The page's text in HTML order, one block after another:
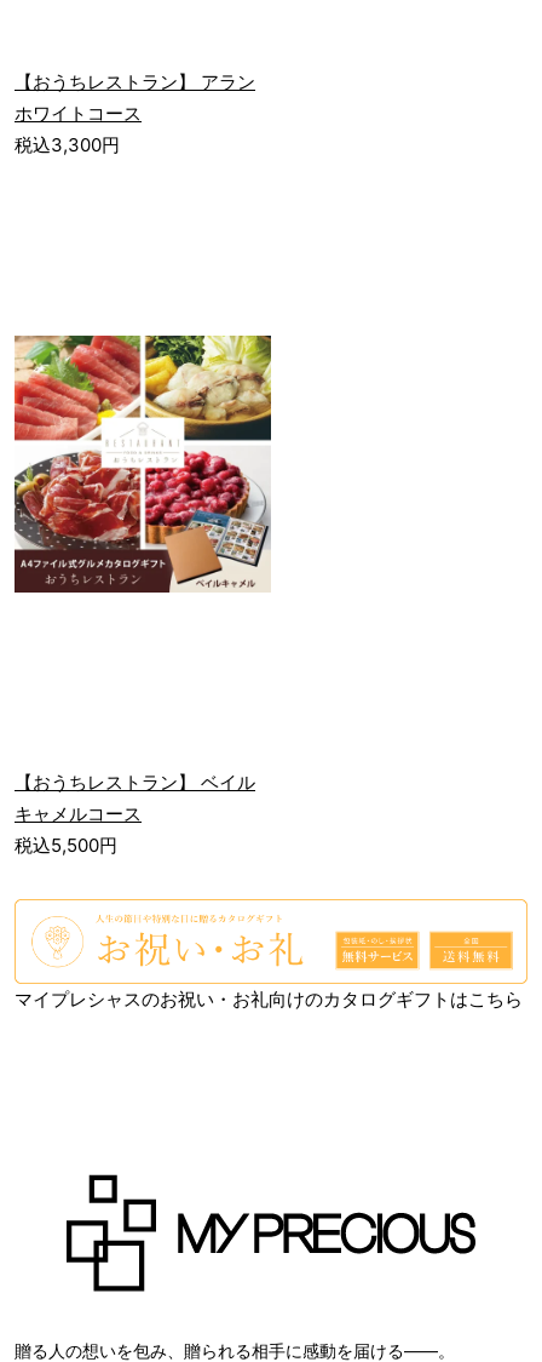
【おうちレストラン】 アラン
ホワイトコース
税込3,300円
【おうちレストラン】 ベイル
キャメルコース
税込5,500円
マイプレシャスのお祝い・お礼向けのカタログギフトはこちら
贈る人の想いを包み、贈られる相手に感動を届ける――。